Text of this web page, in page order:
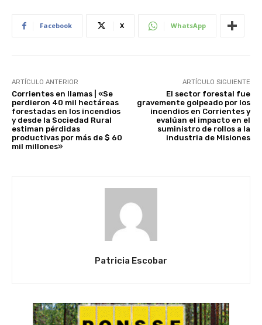
Facebook X WhatsApp
ARTÍCULO ANTERIOR
Corrientes en llamas | «Se
perdieron 40 mil hectáreas
forestadas en los incendios
y desde la Sociedad Rural
estiman pérdidas
productivas por más de $ 60
mil millones»
ARTÍCULO SIGUIENTE
El sector forestal fue
gravemente golpeado por los
incendios en Corrientes y
evalúan el impacto en el
suministro de rollos a la
industria de Misiones
Patricia Escobar